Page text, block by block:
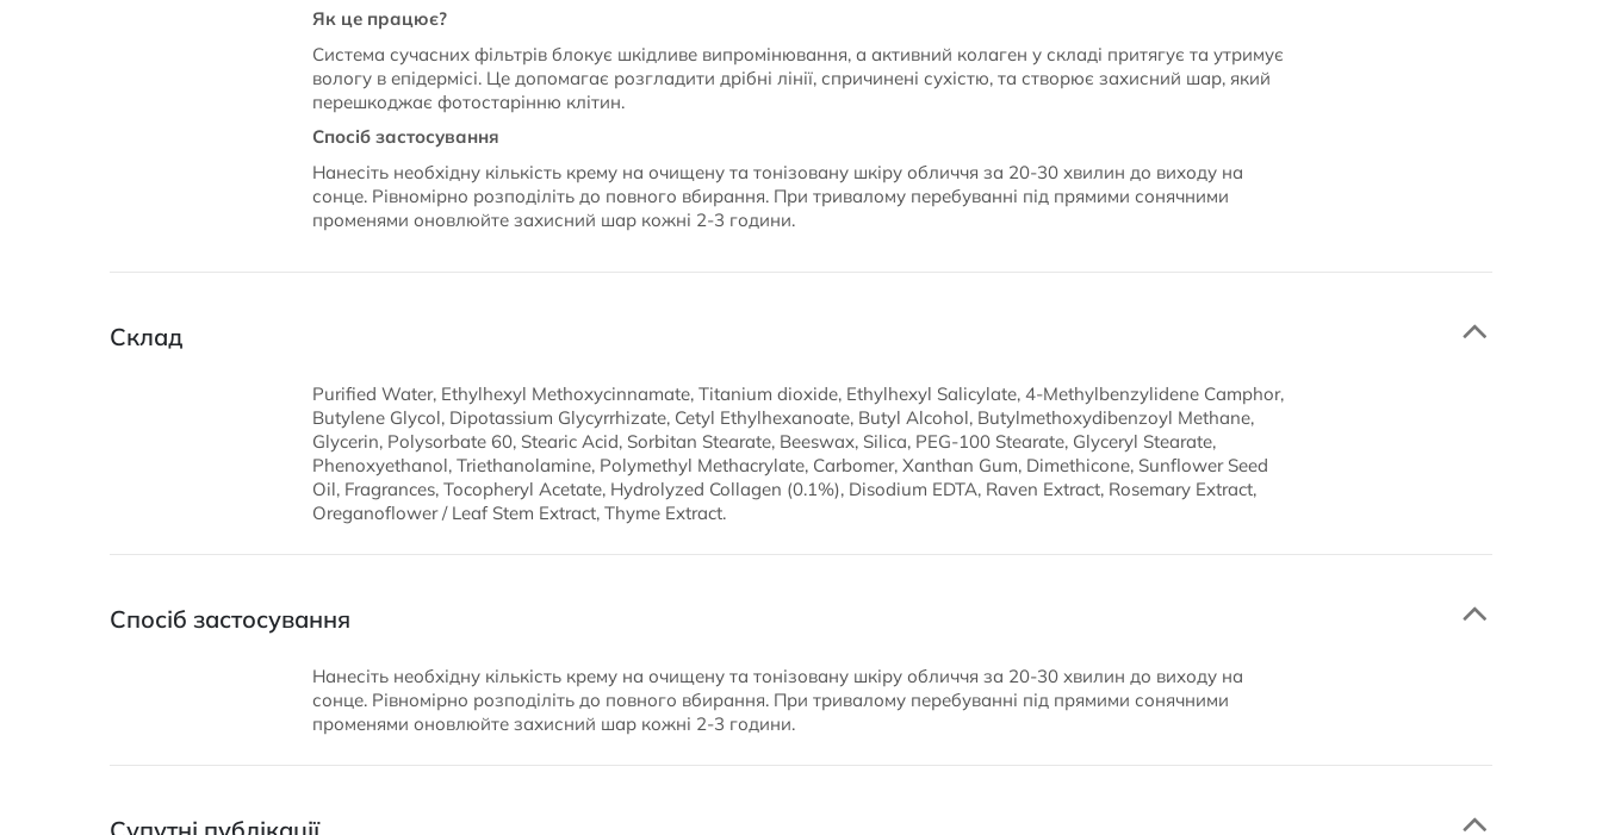
Як це працює?
Система сучасних фільтрів блокує шкідливе випромінювання, а активний колаген у складі притягує та утримує
вологу в епідермісі. Це допомагає розгладити дрібні лінії, спричинені сухістю, та створює захисний шар, який
перешкоджає фотостарінню клітин.
Спосіб застосування
Нанесіть необхідну кількість крему на очищену та тонізовану шкіру обличчя за 20-30 хвилин до виходу на
сонце. Рівномірно розподіліть до повного вбирання. При тривалому перебуванні під прямими сонячними
променями оновлюйте захисний шар кожні 2-3 години.
Склад
Purified Water, Ethylhexyl Methoxycinnamate, Titanium dioxide, Ethylhexyl Salicylate, 4-Methylbenzylidene Camphor,
Butylene Glycol, Dipotassium Glycyrrhizate, Cetyl Ethylhexanoate, Butyl Alcohol, Butylmethoxydibenzoyl Methane,
Glycerin, Polysorbate 60, Stearic Acid, Sorbitan Stearate, Beeswax, Silica, PEG-100 Stearate, Glyceryl Stearate,
Phenoxyethanol, Triethanolamine, Polymethyl Methacrylate, Carbomer, Xanthan Gum, Dimethicone, Sunflower Seed
Oil, Fragrances, Tocopheryl Acetate, Hydrolyzed Collagen (0.1%), Disodium EDTA, Raven Extract, Rosemary Extract,
Oreganoflower / Leaf Stem Extract, Thyme Extract.
Спосіб застосування
Нанесіть необхідну кількість крему на очищену та тонізовану шкіру обличчя за 20-30 хвилин до виходу на
сонце. Рівномірно розподіліть до повного вбирання. При тривалому перебуванні під прямими сонячними
променями оновлюйте захисний шар кожні 2-3 години.